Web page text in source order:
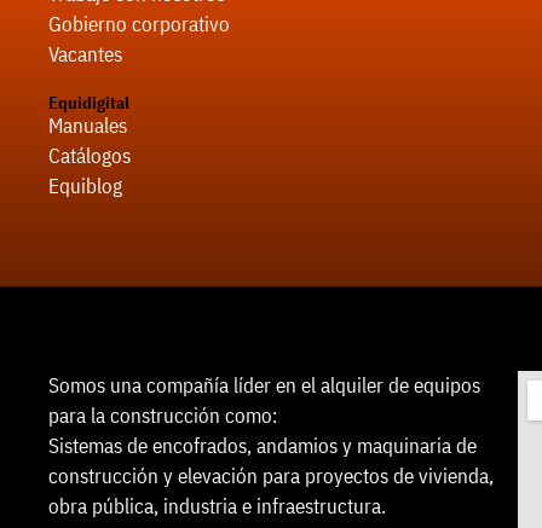
Gobierno corporativo
Vacantes
Equidigital
Manuales
Catálogos
Equiblog
Somos una compañía líder en el alquiler de equipos
para la construcción como:
Sistemas de encofrados, andamios y maquinaria de
construcción y elevación para proyectos de vivienda,
obra pública, industria e infraestructura.